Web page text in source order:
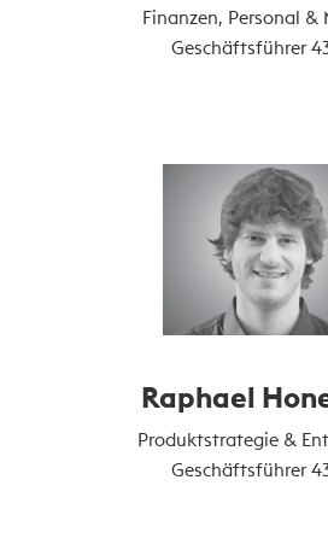
Finanzen, Personal &
Geschäftsführer
Raphael
Produktstrategie &
Geschäftsführer